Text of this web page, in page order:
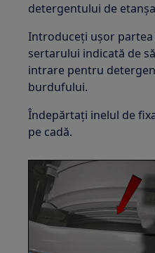
detergentului de
Introduceți ușor
sertarului indicată de
intrare pentru
burdufului.
Îndepărtați inelul de
pe cadă.